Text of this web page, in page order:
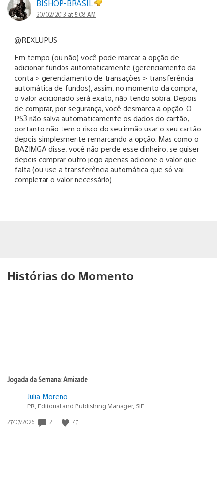
BISHOP-BRASIL
20/02/2013 at 5:08 AM
@REXLUPUS
Em tempo (ou não) você pode marcar a opção de
adicionar fundos automaticamente (gerenciamento da
conta > gerenciamento de transações > transferência
automática de fundos), assim, no momento da compra,
o valor adicionado será exato, não tendo sobra. Depois
de comprar, por segurança, você desmarca a opção. O
PS3 não salva automaticamente os dados do cartão,
portanto não tem o risco do seu irmão usar o seu cartão
depois simplesmente remarcando a opção. Mas como o
BAZIMGA disse, você não perde esse dinheiro, se quiser
depois comprar outro jogo apenas adicione o valor que
falta (ou use a transferência automática que só vai
completar o valor necessário).
Histórias do Momento
Jogada da Semana: Amizade
Julia Moreno
PR, Editorial and Publishing Manager, SIE
Data
27/07/2026 2 47